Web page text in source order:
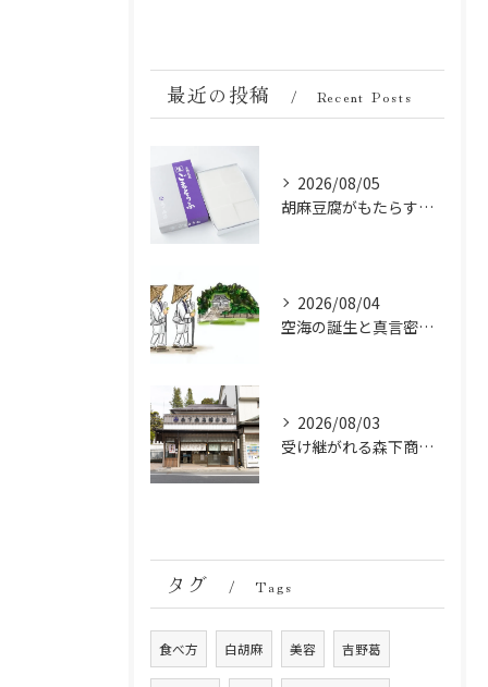
最近の投稿 Recent Posts
2026/08/05
胡麻豆腐がもたらす美肌の秘密：ビタミンEと抗酸化成分の力
2026/08/04
空海の誕生と真言密教の始まり：お遍路伝説の起点
2026/08/03
受け継がれる森下商店総本舗の胡麻豆腐誕生秘話
タグ Tags
食べ方 白胡麻 美容 吉野葛